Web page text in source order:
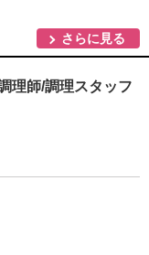
さらに見る
理師/調理スタッフ